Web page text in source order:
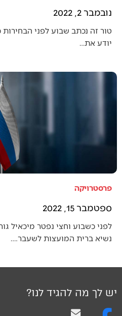
נובמבר 2, 2022
טור זה נכתב שבוע לפני הבחירות
יודע את…
פרסטרויקה
ספטמבר 15, 2022
לפני כשבוע וחצי נפטר מיכאיל
נשיא ברית המועצות לשעבר.…
יש לך מה להגיד לנו?